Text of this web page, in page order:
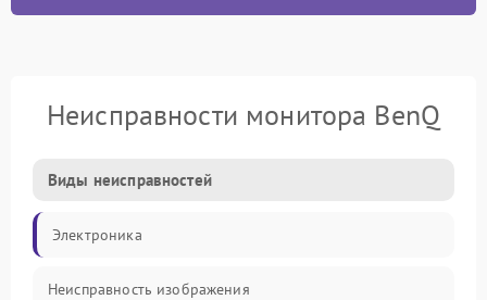
Неисправности монитора BenQ
Виды неисправностей
Электроника
Неисправность изображения